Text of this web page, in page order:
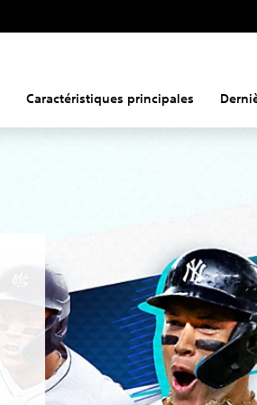
Caractéristiques principales